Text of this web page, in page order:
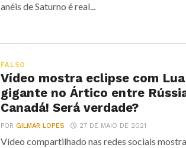
anéis de Saturno é real...
FALSO
Vídeo mostra eclipse com Lua
gigante no Ártico entre
Canadá! Será verdade?
PORGILMAR LOPES 27 DE MAIO DE 2021
Vídeo compartilhado nas redes sociais